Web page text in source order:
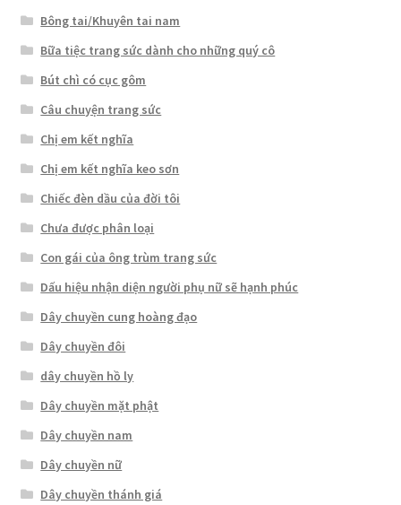
Bông tai/Khuyên tai nam
Bữa tiệc trang sức dành cho những quý cô
Bút chì có cục gôm
Câu chuyện trang sức
Chị em kết nghĩa
Chị em kết nghĩa keo sơn
Chiếc đèn dầu của đời tôi
Chưa được phân loại
Con gái của ông trùm trang sức
Dấu hiệu nhận diện người phụ nữ sẽ hạnh phúc
Dây chuyền cung hoàng đạo
Dây chuyền đôi
dây chuyền hồ ly
Dây chuyền mặt phật
Dây chuyền nam
Dây chuyền nữ
Dây chuyền thánh giá